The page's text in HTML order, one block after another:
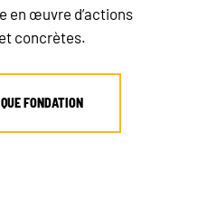
en œuvre d’actions
concrètes.
FONDATION